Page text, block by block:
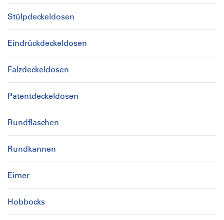
Stülpdeckeldosen
Eindrückdeckeldosen
Falzdeckeldosen
Patentdeckeldosen
Rundflaschen
Rundkannen
Eimer
Hobbocks